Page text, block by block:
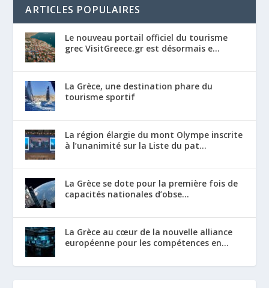
ARTICLES POPULAIRES
Le nouveau portail officiel du tourisme
grec VisitGreece.gr est désormais e...
La Grèce, une destination phare du
tourisme sportif
La région élargie du mont Olympe inscrite
à l’unanimité sur la Liste du pat...
La Grèce se dote pour la première fois de
capacités nationales d’obse...
La Grèce au cœur de la nouvelle alliance
européenne pour les compétences en...